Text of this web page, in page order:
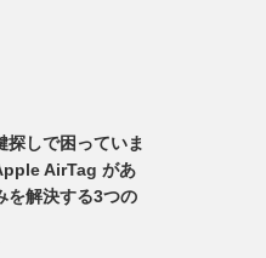
探しで困っていま
AirTag があ
を解決する3つの